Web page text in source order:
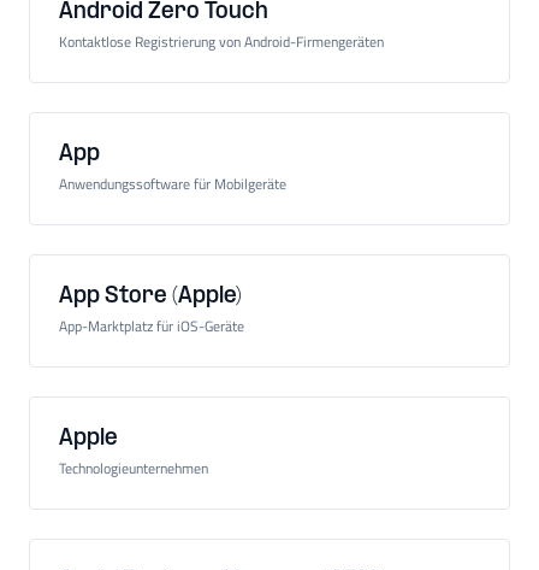
Android Zero Touch
Kontaktlose Registrierung von Android-Firmengeräten
App
Anwendungssoftware für Mobilgeräte
App Store (Apple)
App-Marktplatz für iOS-Geräte
Apple
Technologieunternehmen